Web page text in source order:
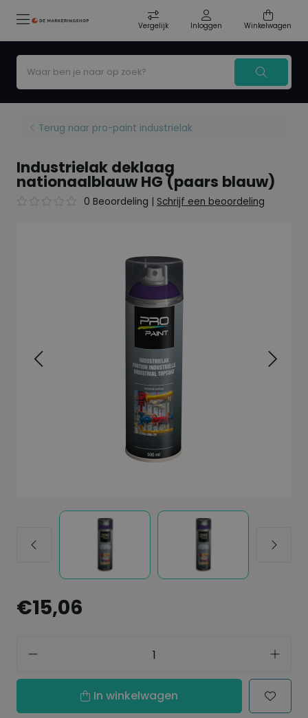
Vergelijk Inloggen Winkelwagen
Terug naar pro-paint industrielak
Industrielak deklaag
nationaalblauw HG (paars blauw)
0 Beoordeling | Schrijf een beoordeling
€15,06
In winkelwagen